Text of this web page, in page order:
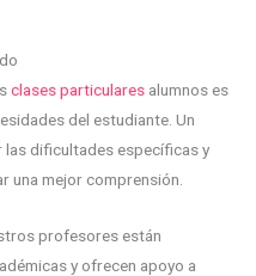
clases particulares alumnos es
del estudiante. Un
dificultades específicas y
una mejor comprensión.
profesores están
y ofrecen apoyo a